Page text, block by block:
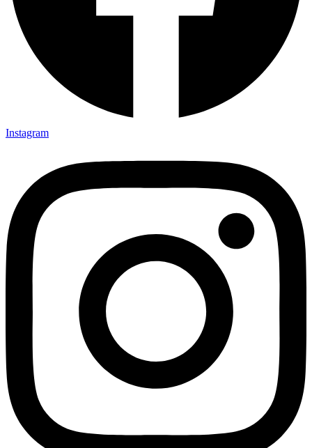
Instagram